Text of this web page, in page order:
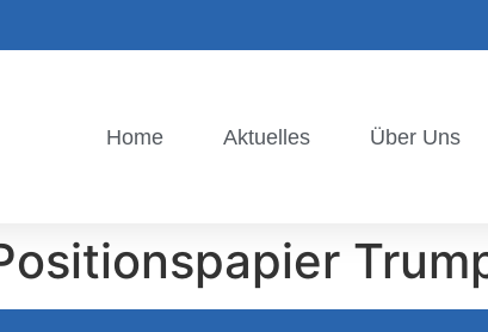
Home Aktuelles Über Uns